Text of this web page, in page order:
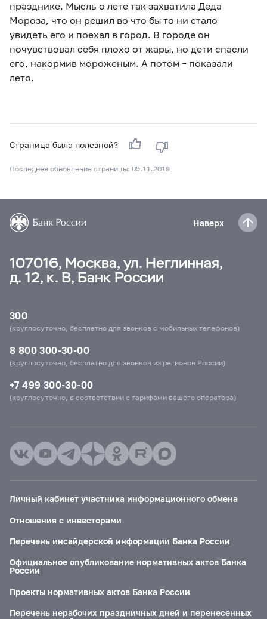
празднике. Мысль о лете так захватила Деда
Мороза, что он решил во что бы то ни стало
увидеть его и поехал в город. В городе он
почувствовал себя плохо от жары, но дети спасли
его, накормив мороженым. А потом – показали
лето.
Страница была полезной?
Последнее обновление страницы: 05.11.2019
Наверх
107016, Москва, ул. Неглинная,
д. 12, к. В, Банк России
300
(круглосуточно, бесплатно для звонков с мобильных телефонов)
8 800 300-30-00
(круглосуточно, бесплатно для звонков из регионов России)
+7 499 300-30-00
(круглосуточно, в соответствии с тарифами вашего оператора)
Личный кабинет участника информационного обмена
Отношения с инвесторами
Перечень инсайдерской информации Банка России
Официальное опубликование нормативных актов Банка
России
Проекты нормативных актов Банка России
Перечень нерабочих праздничных дней и перенесенных